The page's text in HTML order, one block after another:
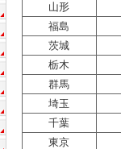
山形
福島
茨城
栃木
群馬
埼玉
千葉
東京